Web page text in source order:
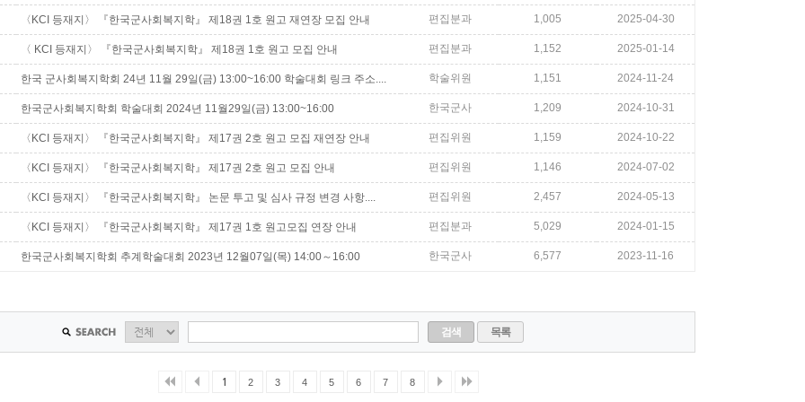
〈KCI 등재지〉 『한국군사회복지학』 제18권 1호 원고 재연장 모집 안내 편집분과 1,005 2025-04-30
〈 KCI 등재지〉 『한국군사회복지학』 제18권 1호 원고 모집 안내 편집분과 1,152 2025-01-14
한국 군사회복지학회 24년 11월 29일(금) 13:00~16:00 학술대회 링크 주소.... 학술위원 1,151 2024-11-24
한국군사회복지학회 학술대회 2024년 11월29일(금) 13:00~16:00 한국군사 1,209 2024-10-31
〈KCI 등재지〉 『한국군사회복지학』 제17권 2호 원고 모집 재연장 안내 편집위원 1,159 2024-10-22
〈KCI 등재지〉 『한국군사회복지학』 제17권 2호 원고 모집 안내 편집위원 1,146 2024-07-02
〈KCI 등재지〉 『한국군사회복지학』 논문 투고 및 심사 규정 변경 사항.... 편집위원 2,457 2024-05-13
〈KCI 등재지〉 『한국군사회복지학』 제17권 1호 원고모집 연장 안내 편집분과 5,029 2024-01-15
한국군사회복지학회 추계학술대회 2023년 12월07일(목) 14:00～16:00 한국군사 6,577 2023-11-16
검색 목록
1 2 3 4 5 6 7 8